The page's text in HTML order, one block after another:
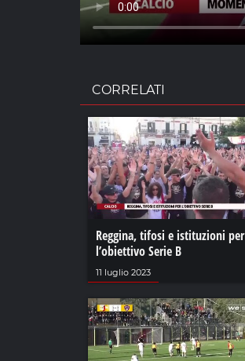
CORRELATI
Reggina, tifosi e istituzioni per
l’obiettivo Serie B
11 luglio 2023